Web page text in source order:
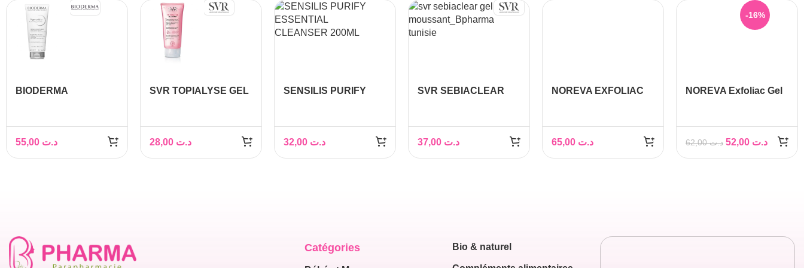
BIODERMA
200ML
د.ت
SVR TOPIALYSE GEL
د.ت
SENSILIS PURIFY
د.ت
SVR SEBIACLEAR
د.ت
NOREVA EXFOLIAC
د.ت
-16%
NOREVA Exfoliac Gel
د.ت62,00 د.ت
Catégories Bio & naturel